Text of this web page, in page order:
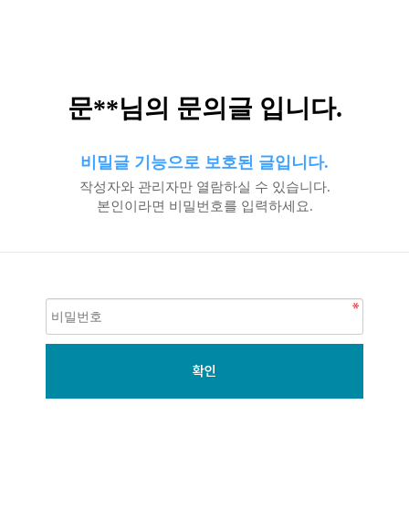
문**님의 문의글 입니다.
비밀글 기능으로 보호된 글입니다.
작성자와 관리자만 열람하실 수 있습니다.
본인이라면 비밀번호를 입력하세요.